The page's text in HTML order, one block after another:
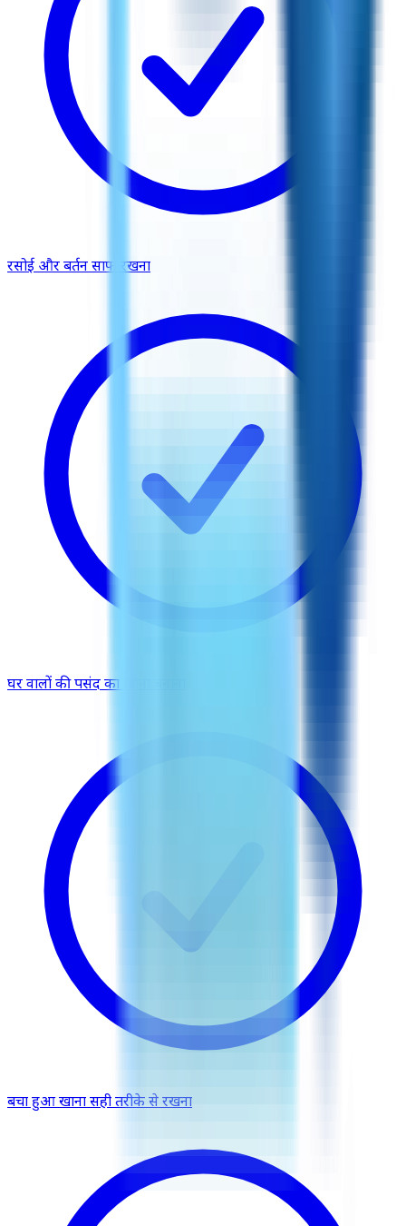
रसोई और बर्तन साफ रखना
घर वालों की पसंद का खाना बनाना
बचा हुआ खाना सही तरीके से रखना